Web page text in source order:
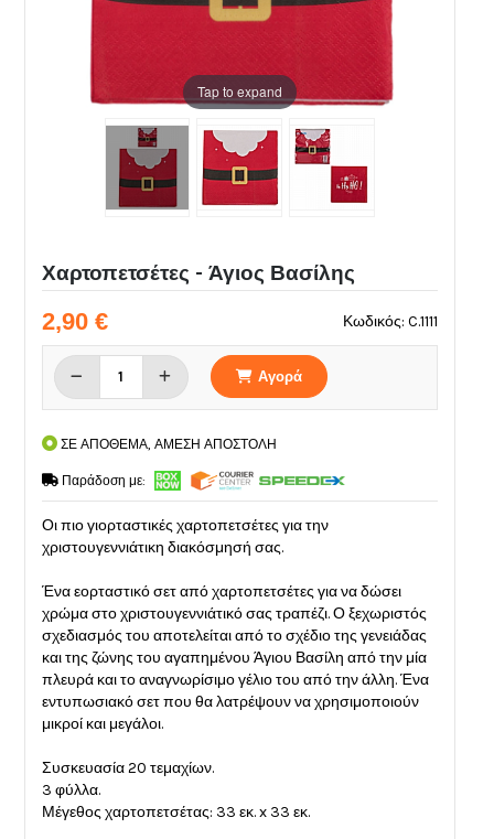
Tap to expand
Χαρτοπετσέτες - Άγιος Βασίλης
Κωδικός: C.1111
2,90 €
Αγορά
ΣΕ ΑΠΟΘΕΜΑ, ΑΜΕΣΗ ΑΠΟΣΤΟΛΗ
Παράδοση με:
Οι πιο γιορταστικές χαρτοπετσέτες για την
χριστουγεννιάτικη διακόσμησή σας.
Ένα εορταστικό σετ από χαρτοπετσέτες για να δώσει
χρώμα στο χριστουγεννιάτικό σας τραπέζι. Ο ξεχωριστός
σχεδιασμός του αποτελείται από το σχέδιο της γενειάδας
και της ζώνης του αγαπημένου Άγιου Βασίλη από την μία
πλευρά και το αναγνωρίσιμο γέλιο του από την άλλη. Ένα
εντυπωσιακό σετ που θα λατρέψουν να χρησιμοποιούν
μικροί και μεγάλοι.
Συσκευασία 20 τεμαχίων.
3 φύλλα.
Μέγεθος χαρτοπετσέτας: 33 εκ. x 33 εκ.